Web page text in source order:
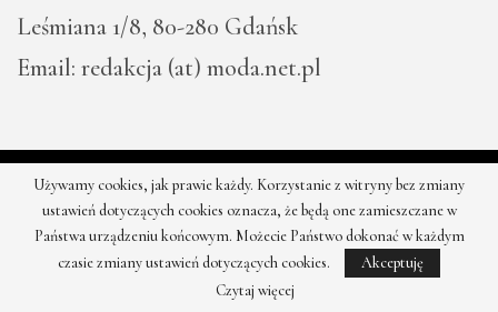
Leśmiana 1/8, 80-280 Gdańsk
Email: redakcja (at) moda.net.pl
© 2026 - Moda - najnowsze kolekcje, najtańsze sklepy. Wszystkie
prawa zastrzeżone.
Używamy cookies, jak prawie każdy. Korzystanie z witryny bez zmiany
ustawień dotyczących cookies oznacza, że będą one zamieszczane w
Państwa urządzeniu końcowym. Możecie Państwo dokonać w każdym
czasie zmiany ustawień dotyczących cookies.
Akceptuję
Czytaj więcej